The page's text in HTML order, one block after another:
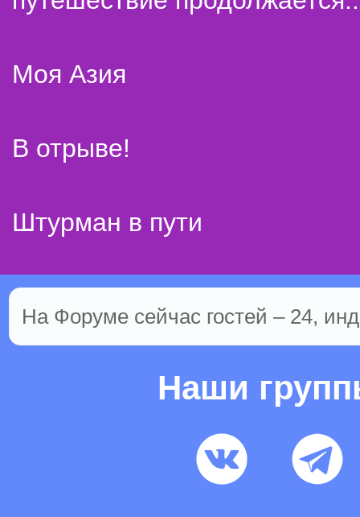
Моя Азия
В отрыве!
Штурман в пути
На Форуме сейчас гостей – 24,
Наши